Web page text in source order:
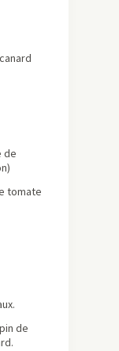
de
tomate
de